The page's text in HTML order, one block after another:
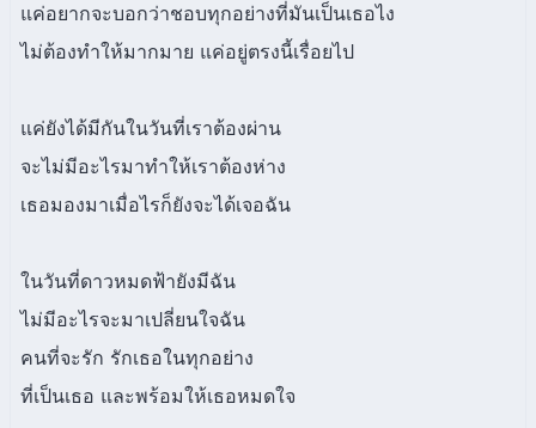
แค่อยากจะบอกว่าชอบทุกอย่างที่มันเป็นเธอไง
ไม่ต้องทำให้มากมาย แค่อยู่ตรงนี้เรื่อยไป
แค่ยังได้มีกันในวันที่เราต้องผ่าน
จะไม่มีอะไรมาทำให้เราต้องห่าง
เธอมองมาเมื่อไรก็ยังจะได้เจอฉัน
ในวันที่ดาวหมดฟ้ายังมีฉัน
ไม่มีอะไรจะมาเปลี่ยนใจฉัน
คนที่จะรัก รักเธอในทุกอย่าง
ที่เป็นเธอ และพร้อมให้เธอหมดใจ